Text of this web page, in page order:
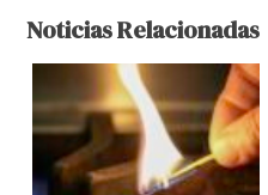
Noticias Relacionadas